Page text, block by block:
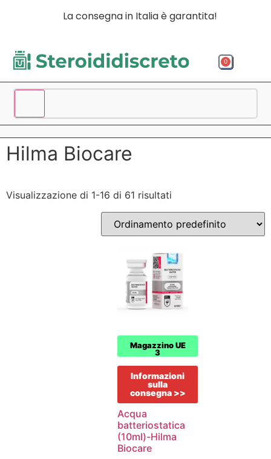
La consegna in Italia è garantita!
0
Hilma Biocare
Visualizzazione di 1-16 di 61 risultati
Magazzino UE
3
Informazioni
sulla
consegna >>
Acqua
batteriostatica
(10ml)-Hilma
Biocare